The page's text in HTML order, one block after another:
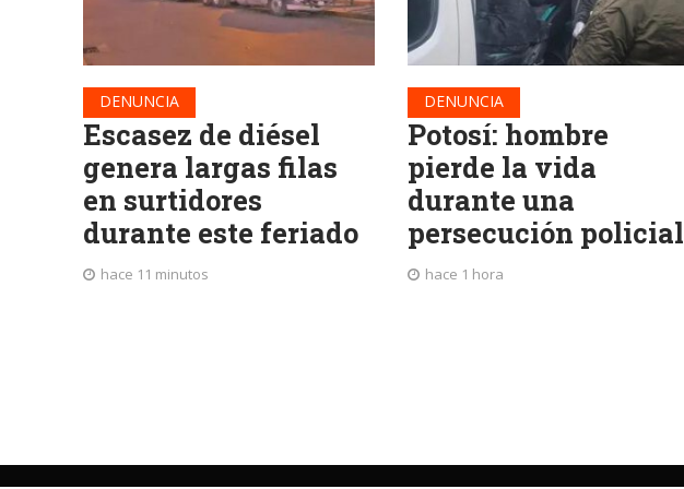
DENUNCIA
Escasez de diésel
genera largas filas
en surtidores
durante este feriado
hace 11 minutos
DENUNCIA
Potosí: hombre
pierde la vida
durante una
persecución policial
hace 1 hora